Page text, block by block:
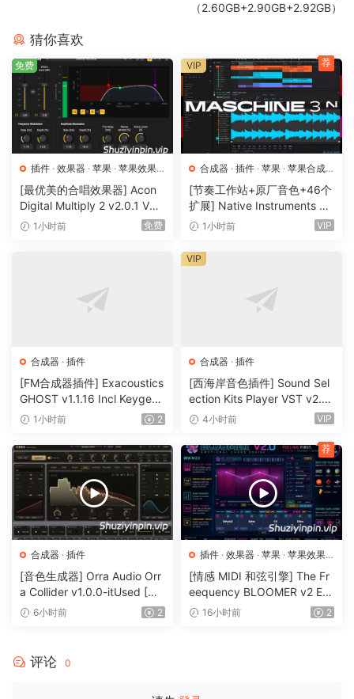
（2.60GB+2.90GB+2.92GB）
猜你喜欢
插件 · 效果器 · 苹果 · 苹果效果
器
[最优美的合唱效果器] Acon
Digital Multiply 2 v2.0.1 VST
VST3 AU AAX [WiN, MacOS
1小时前 免费
免费
合成器 · 插件 · 苹果 · 苹果合成
器
[节奏工作站+原厂音色+46个
扩展] Native Instruments M
aschine 3.6.0-HCiSO [Mac
1小时前 VIP
VIP 荐
合成器 · 插件
[FM合成器插件] Exacoustics
GHOST v1.1.16 Incl Keygen-
R2R [WiN]（12.1MB）
1小时前 2
合成器 · 插件
[西海岸音色插件] Sound Sel
ection Kits Player VST v2.0.
0 bundle-V.R [WiN]（3.26G
4小时前 VIP
VIP
合成器 · 插件
[音色生成器] Orra Audio Orr
a Collider v1.0.0-itUsed [Wi
N]（5.12MB）
6小时前 2
插件 · 效果器 · 苹果 · 苹果效果
器
[情感 MIDI 和弦引擎] The Fr
eequency BLOOMER v2 Em
otional Chord Engine [WiN,
16小时前 2
荐
评论 0